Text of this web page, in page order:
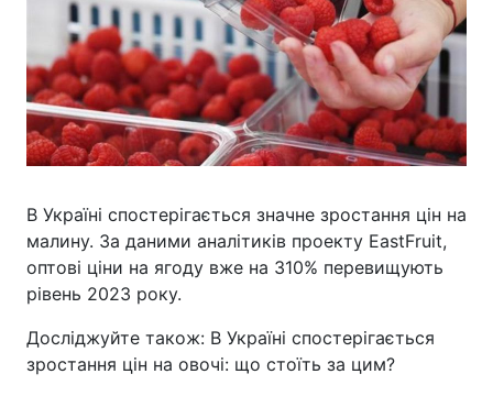
В Україні спостерігається значне зростання цін на
малину. За даними аналітиків проекту EastFruit,
оптові ціни на ягоду вже на 310% перевищують
рівень 2023 року.
Досліджуйте також: В Україні спостерігається
зростання цін на овочі: що стоїть за цим?